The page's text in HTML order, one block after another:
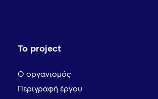
Το project
Ο οργανισμός
Περιγραφή έργου